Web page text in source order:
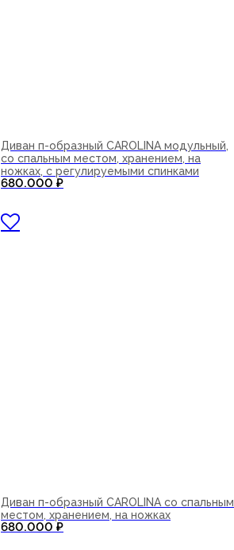
Диван п-образный CAROLINA модульный,
со спальным местом, хранением, на
ножках, с регулируемыми спинками
680.000 ₽
Диван п-образный CAROLINA со спальным
местом, хранением, на ножках
680.000 ₽